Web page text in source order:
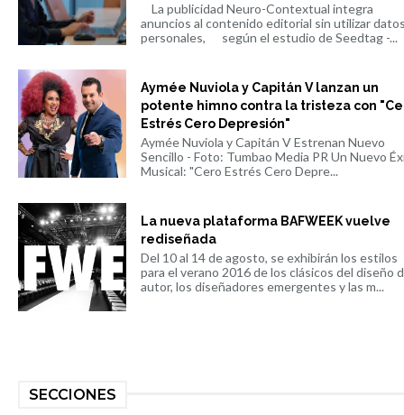
La publicidad Neuro-Contextual integra
anuncios al contenido editorial sin utilizar
personales, según el estudio de Seedtag -...
Aymée Nuviola y Capitán V lanzan un
potente himno contra la tristeza con
Estrés Cero Depresión"
Aymée Nuviola y Capitán V Estrenan Nuevo
Sencillo - Foto: Tumbao Media PR Un Nuevo
Musical: "Cero Estrés Cero Depre...
La nueva plataforma BAFWEEK vuelve
rediseñada
Del 10 al 14 de agosto, se exhibirán los estilos
para el verano 2016 de los clásicos del diseño
autor, los diseñadores emergentes y las m...
SECCIONES